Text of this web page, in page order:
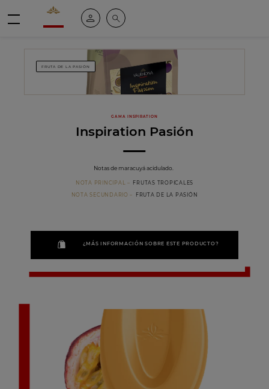
Valrhona - Imaginons le meilleur du chocolat
Mi cuentaBuscar
FRUTA DE LA PASIÓN
GAMA INSPIRATION
Inspiration Pasión
Notas de maracuyá acidulado.
NOTA PRINCIPAL FRUTAS TROPICALES
NOTA SECUNDARIO FRUTA DE LA PASIÓN
¿MÁS INFORMACIÓN SOBRE ESTE PRODUCTO?